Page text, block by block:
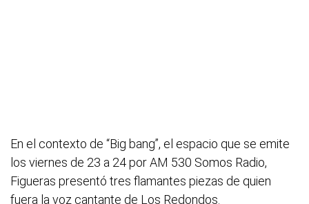
En el contexto de “Big bang”, el espacio que se emite
los viernes de 23 a 24 por AM 530 Somos Radio,
Figueras presentó tres flamantes piezas de quien
fuera la voz cantante de Los Redondos.